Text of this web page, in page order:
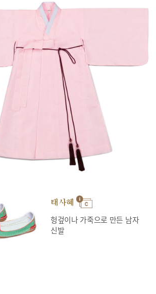
태사혜
헝겊이나 가죽으로 만든 남자
신발